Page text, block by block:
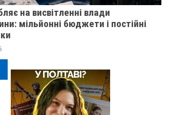
на висвітленні влади
мільйонні бюджети і постійні